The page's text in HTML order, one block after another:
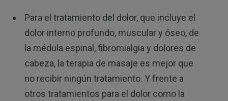
Para el tratamiento del dolor, que incluye el
dolor interno profundo, muscular y óseo, de
la médula espinal, fibromialgia y dolores de
cabeza, la terapia de masaje es mejor que
no recibir ningún tratamiento. Y frente a
otros tratamientos para el dolor como la